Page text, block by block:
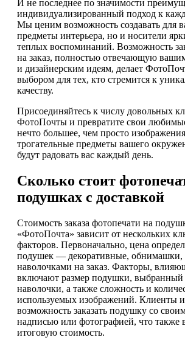
И не последнее по значимости
индивидуализированный подход к
Мы ценим возможность создавать для
предметы интерьера, но и носители
теплых воспоминаний. Возможность
на заказ, полностью отвечающую
и дизайнерским идеям, делает
выбором для тех, кто стремится к
качеству.
Присоединяйтесь к числу довольных
ФотоПочты и превратите свои
нечто большее, чем просто
трогательные предметы вашего
будут радовать вас каждый день.
Сколько стоит
подушках с доставкой
Стоимость заказа фотопечати на
«ФотоПочта» зависит от нескольких
факторов. Первоначально, цена
подушек — декоративные, обнимашки,
наволочками на заказ. Факторы,
включают размер подушки, выбранный
наволочки, а также сложность и
используемых изображений. Клиенты
возможность заказать подушку со
надписью или фотографией, что также
итоговую стоимость.